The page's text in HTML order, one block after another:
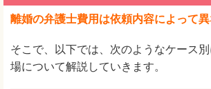
離婚の弁護士費用は依頼内容によって異
そこで、以下では、次のようなケース
場について解説していきます。